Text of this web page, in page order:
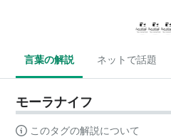
言葉の解説 ネットで話題
モーラナイフ
このタグの解説について